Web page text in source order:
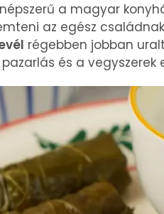
a magyar
az egész
régebben jobban
pazarlás és a